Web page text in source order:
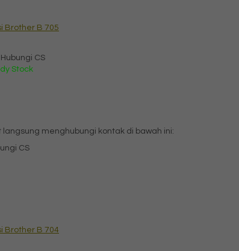
Brother B 705
CS
Stock
menghubungi kontak di bawah ini:
CS
Brother B 704